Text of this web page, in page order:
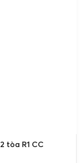
tòa R1 CC